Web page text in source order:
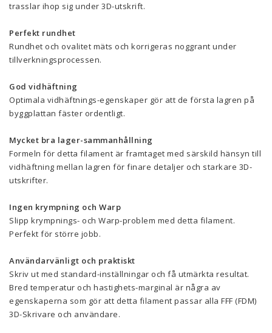
trasslar ihop sig under 3D-utskrift.
Perfekt rundhet
Rundhet och ovalitet mäts och korrigeras noggrant under
tillverkningsprocessen.
God vidhäftning
Optimala vidhäftnings-egenskaper gör att de första lagren på
byggplattan fäster ordentligt.
Mycket bra lager-sammanhållning
Formeln för detta filament är framtaget med särskild hänsyn till
vidhäftning mellan lagren för finare detaljer och starkare 3D-
utskrifter.
Ingen krympning och Warp
Slipp krympnings- och Warp-problem med detta filament.
Perfekt för större jobb.
Användarvänligt och praktiskt
Skriv ut med standard-inställningar och få utmärkta resultat.
Bred temperatur och hastighets-marginal är några av
egenskaperna som gör att detta filament passar alla FFF (FDM)
3D-Skrivare och användare.